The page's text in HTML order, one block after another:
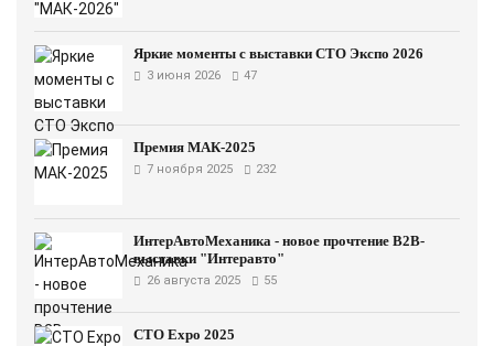
Яркие моменты с выставки СТО Экспо 2026
3 июня 2026 47
Премия МАК-2025
7 ноября 2025 232
ИнтерАвтоМеханика - новое прочтение B2B-
выставки "Интеравто"
26 августа 2025 55
CTO Expo 2025